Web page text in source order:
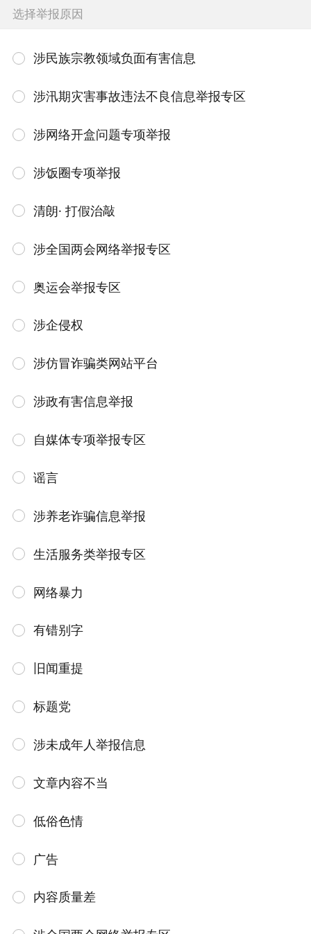
选择举报原因
涉民族宗教领域负面有害信息
涉汛期灾害事故违法不良信息举报专区
涉网络开盒问题专项举报
涉饭圈专项举报
清朗· 打假治敲
涉全国两会网络举报专区
奥运会举报专区
涉企侵权
涉仿冒诈骗类网站平台
涉政有害信息举报
自媒体专项举报专区
谣言
涉养老诈骗信息举报
生活服务类举报专区
网络暴力
有错别字
旧闻重提
标题党
涉未成年人举报信息
文章内容不当
低俗色情
广告
内容质量差